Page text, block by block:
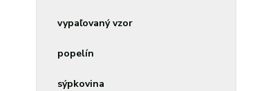
vypaľovaný vzor
popelín
sýpkovina